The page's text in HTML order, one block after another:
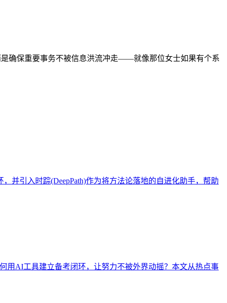
是确保重要事务不被信息洪流冲走——就像那位女士如果有个系
并引入时踪(DeepPath)作为将方法论落地的自进化助手，帮助
用AI工具建立备考闭环，让努力不被外界动摇？本文从热点事